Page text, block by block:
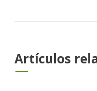
Artículos